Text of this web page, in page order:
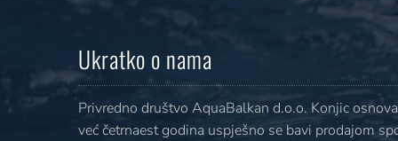
Ukratko o nama
Privredno društvo AquaBalkan d.o.o. Konjic
već četrnaest godina uspješno se bavi prodajom